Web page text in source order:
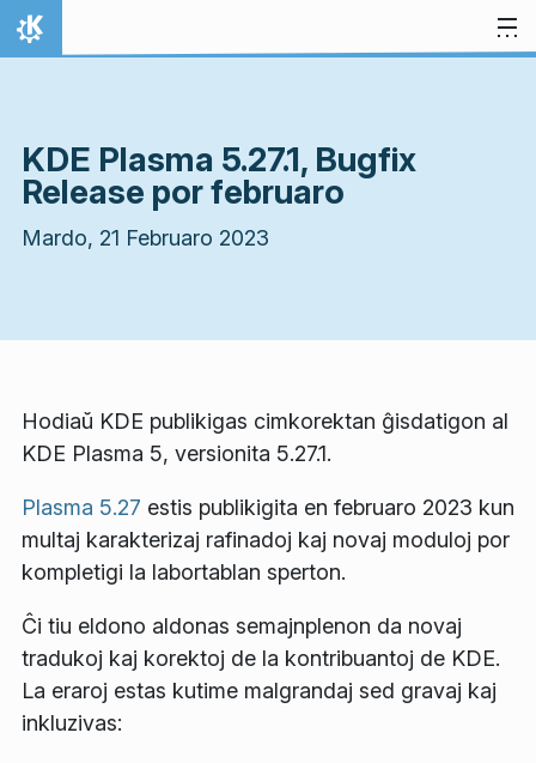
Salti al enhavo
Hejmo
KDE Plasma 5.27.1, Bugfix
Release por februaro
Mardo, 21 Februaro 2023
Hodiaŭ KDE publikigas cimkorektan ĝisdatigon al
KDE Plasma 5, versionita 5.27.1.
Plasma 5.27 estis publikigita en februaro 2023 kun
multaj karakterizaj rafinadoj kaj novaj moduloj por
kompletigi la labortablan sperton.
Ĉi tiu eldono aldonas semajnplenon da novaj
tradukoj kaj korektoj de la kontribuantoj de KDE.
La eraroj estas kutime malgrandaj sed gravaj kaj
inkluzivas: